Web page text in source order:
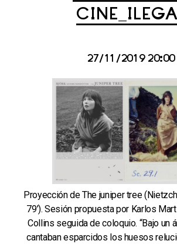
27/11/2019 20:00
Proyección de The juniper tree
79’). Sesión propuesta por Karlos
Collins seguida de coloquio. “Bajo un
cantaban esparcidos los huesos